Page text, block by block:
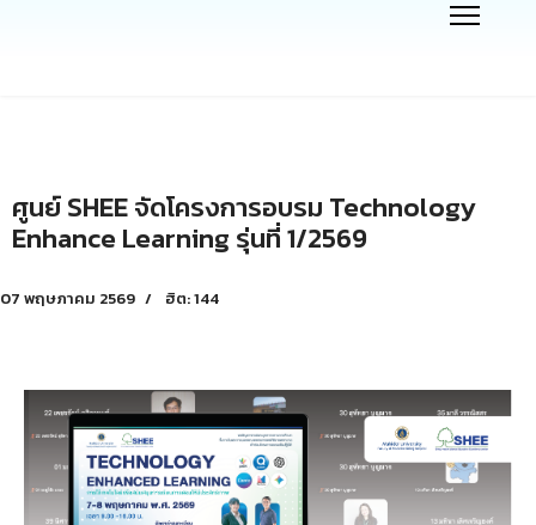
ศูนย์ SHEE จัดโครงการอบรม Technology
Enhance Learning รุ่นที่ 1/2569
07 พฤษภาคม 2569 ฮิต: 144